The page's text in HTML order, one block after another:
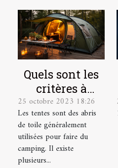
Quels sont les
critères à
prendre en
compte pour
bien choisir
une tente de
camping ?
25 octobre 2023 18:26
Les tentes sont des abris
de toile généralement
utilisées pour faire du
camping. Il existe
plusieurs...